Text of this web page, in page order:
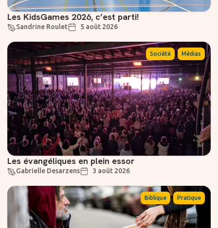
Les KidsGames 2026, c’est parti!
Sandrine Roulet 5 août 2026
Société , Médias
Les évangéliques en plein essor
Gabrielle Desarzens 3 août 2026
Biblique , Pratique